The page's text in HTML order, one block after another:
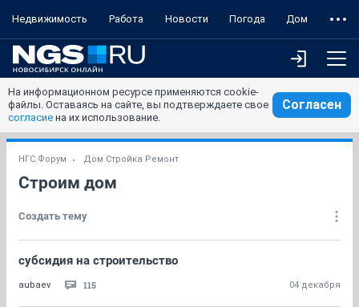
Недвижимость Работа Новости Погода Дом
На информационном ресурсе применяются cookie-
файлы. Оставаясь на сайте, вы подтверждаете свое
согласие на их использование.
Согласен
НГС.Форум Дом Стройка Ремонт
Строим дом
Создать тему
субсидия на строительство
aubaev 115 04 декабря